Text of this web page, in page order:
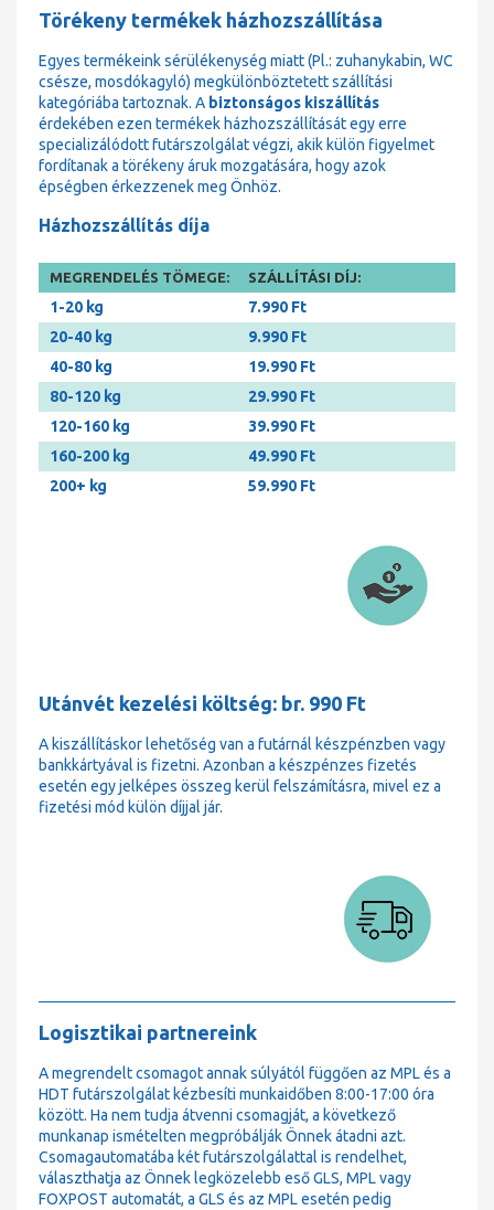
Törékeny termékek házhozszállítása
Egyes termékeink sérülékenység miatt (Pl.: zuhanykabin, WC
csésze, mosdókagyló) megkülönböztetett szállítási
kategóriába tartoznak. A biztonságos kiszállítás
érdekében ezen termékek házhozszállítását egy erre
specializálódott futárszolgálat végzi, akik külön figyelmet
fordítanak a törékeny áruk mozgatására, hogy azok
épségben érkezzenek meg Önhöz.
Házhozszállítás díja
MEGRENDELÉS TÖMEGE: SZÁLLÍTÁSI DÍJ:
1-20 kg
7.990 Ft
20-40 kg
9.990 Ft
40-80 kg
19.990 Ft
80-120 kg
29.990 Ft
120-160 kg
39.990 Ft
160-200 kg
49.990 Ft
200+ kg
59.990 Ft
Utánvét kezelési költség: br. 990 Ft
A kiszállításkor lehetőség van a futárnál készpénzben vagy
bankkártyával is fizetni. Azonban a készpénzes fizetés
esetén egy jelképes összeg kerül felszámításra, mivel ez a
fizetési mód külön díjjal jár.
Logisztikai partnereink
A megrendelt csomagot annak súlyától függően az MPL és a
HDT futárszolgálat kézbesíti munkaidőben 8:00-17:00 óra
között. Ha nem tudja átvenni csomagját, a következő
munkanap ismételten megpróbálják Önnek átadni azt.
Csomagautomatába két futárszolgálattal is rendelhet,
választhatja az Önnek legközelebb eső GLS, MPL vagy
FOXPOST automatát, a GLS és az MPL esetén pedig